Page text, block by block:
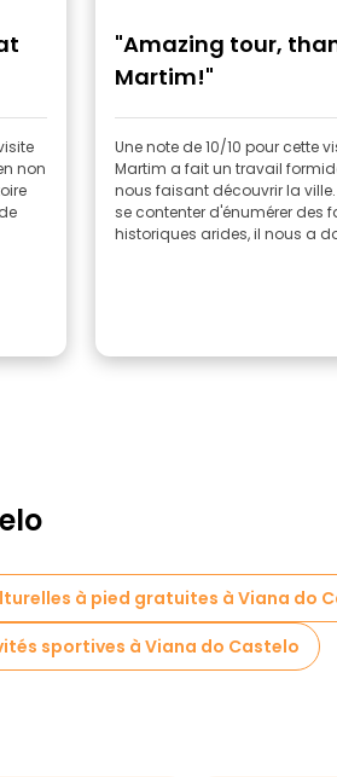
non
"Amazing tour,
Martim!"
Une note de 10/10 pour cette
Martim a fait un travail
nous faisant découvrir la
se contenter d'énumérer des
historiques arides, il nous a
à pied gratuites à Viana do
sportives à Viana do Castelo